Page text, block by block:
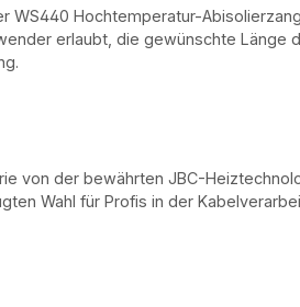
Hochtemperatur-
erlaubt, die gewünschte Länge
von der bewährten JBC-
Wahl für Profis in der